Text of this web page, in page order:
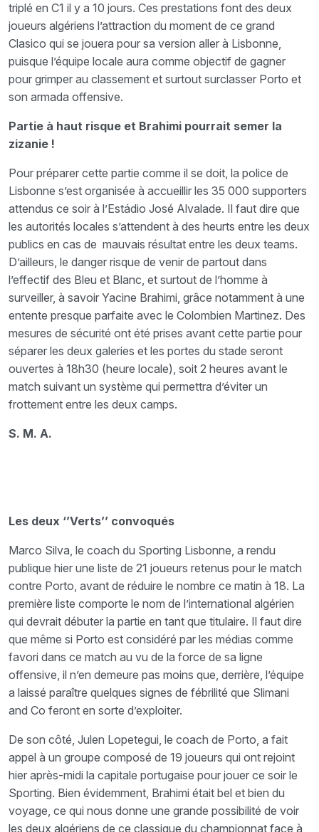
triplé en C1 il y a 10 jours. Ces prestations font des deux
joueurs algériens l’attraction du moment de ce grand
Clasico qui se jouera pour sa version aller à Lisbonne,
puisque l’équipe locale aura comme objectif de gagner
pour grimper au classement et surtout surclasser Porto et
son armada offensive.
Partie à haut risque et Brahimi pourrait semer la
zizanie !
Pour préparer cette partie comme il se doit, la police de
Lisbonne s’est organisée à accueillir les 35 000 supporters
attendus ce soir à l’Estádio José Alvalade. Il faut dire que
les autorités locales s’attendent à des heurts entre les deux
publics en cas de mauvais résultat entre les deux teams.
D’ailleurs, le danger risque de venir de partout dans
l’effectif des Bleu et Blanc, et surtout de l’homme à
surveiller, à savoir Yacine Brahimi, grâce notamment à une
entente presque parfaite avec le Colombien Martinez. Des
mesures de sécurité ont été prises avant cette partie pour
séparer les deux galeries et les portes du stade seront
ouvertes à 18h30 (heure locale), soit 2 heures avant le
match suivant un système qui permettra d’éviter un
frottement entre les deux camps.
S. M. A.
Les deux ‘’Verts’’ convoqués
Marco Silva, le coach du Sporting Lisbonne, a rendu
publique hier une liste de 21 joueurs retenus pour le match
contre Porto, avant de réduire le nombre ce matin à 18. La
première liste comporte le nom de l’international algérien
qui devrait débuter la partie en tant que titulaire. Il faut dire
que même si Porto est considéré par les médias comme
favori dans ce match au vu de la force de sa ligne
offensive, il n’en demeure pas moins que, derrière, l’équipe
a laissé paraître quelques signes de fébrilité que Slimani
and Co feront en sorte d’exploiter.
De son côté, Julen Lopetegui, le coach de Porto, a fait
appel à un groupe composé de 19 joueurs qui ont rejoint
hier après-midi la capitale portugaise pour jouer ce soir le
Sporting. Bien évidemment, Brahimi était bel et bien du
voyage, ce qui nous donne une grande possibilité de voir
les deux algériens de ce classique du championnat face à